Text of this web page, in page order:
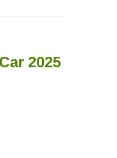
2025